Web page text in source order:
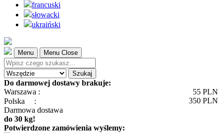
francuski
słowacki
ukraiński
Menu Menu Close
Szukaj
Do darmowej dostawy brakuje:
Warszawa :
55 PLN
Polska
: 350 PLN
Darmowa dostawa
do 30 kg!
Potwierdzone zamówienia wyślemy: